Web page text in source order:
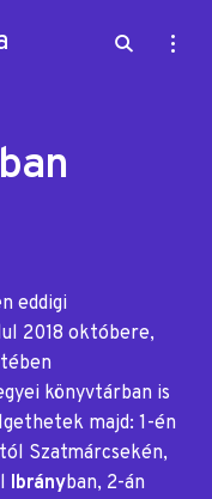
open
open
eddigi
2018 októbere,
könyvtárban is
majd: 1-én
Szatmárcsekén,
Ibrányban, 2-án